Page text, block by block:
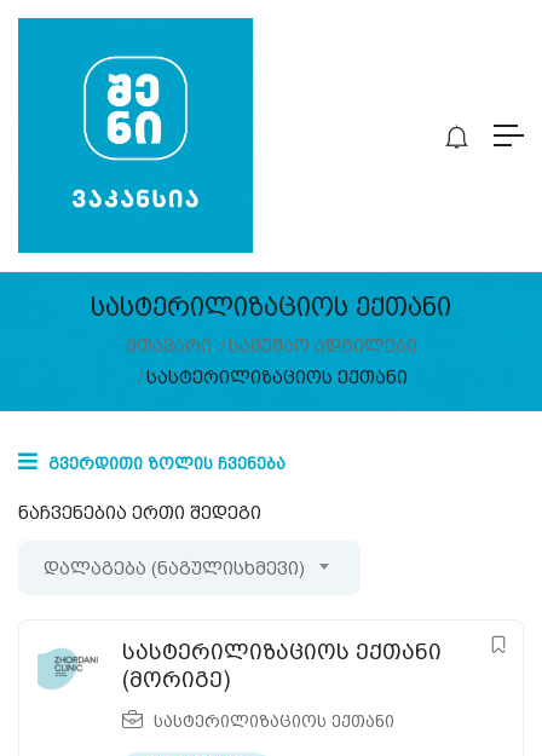
Სასტერილიზაციოს Ექთანი
მთავარი
სამუშაო ადგილები
სასტერილიზაციოს ექთანი
გვერდითი ზოლის ჩვენება
ნაჩვენებია ერთი შედეგი
დალაგება (ნაგულისხმევი)
სასტერილიზაციოს ექთანი
(მორიგე)
სასტერილიზაციოს ექთანი